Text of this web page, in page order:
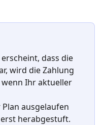
dass die
wird die Zahlung
Ihr aktueller
ausgelaufen
herabgestuft.